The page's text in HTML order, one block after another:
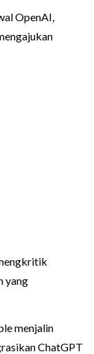
OpenAI,
yang
menjalin
ChatGPT